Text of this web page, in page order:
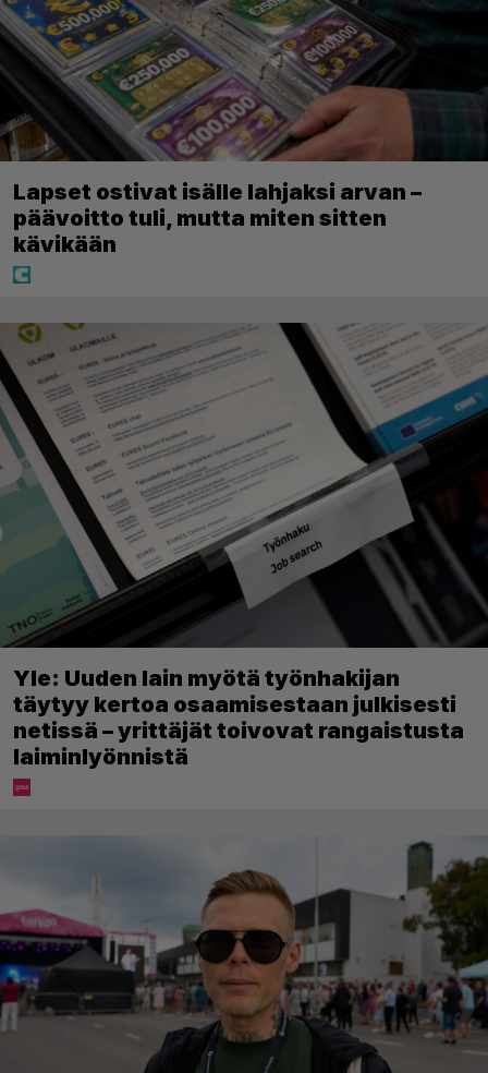
Lapset ostivat isälle lahjaksi arvan –
päävoitto tuli, mutta miten sitten
kävikään
Yle: Uuden lain myötä työnhakijan
täytyy kertoa osaamisestaan julkisesti
netissä – yrittäjät toivovat rangaistusta
laiminlyönnistä